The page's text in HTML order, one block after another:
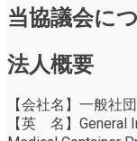
当協議会に
法人概要
【会社名】一般社
【英 名】General